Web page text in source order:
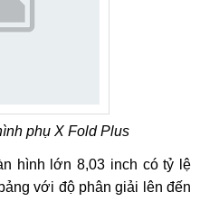
phụ X Fold Plus
hình lớn 8,03 inch có tỷ lệ
với độ phân giải lên đến